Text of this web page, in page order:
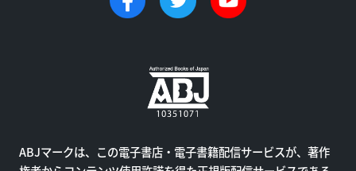
ABJマークは、この電子書店・電子書籍配信サービスが、著作